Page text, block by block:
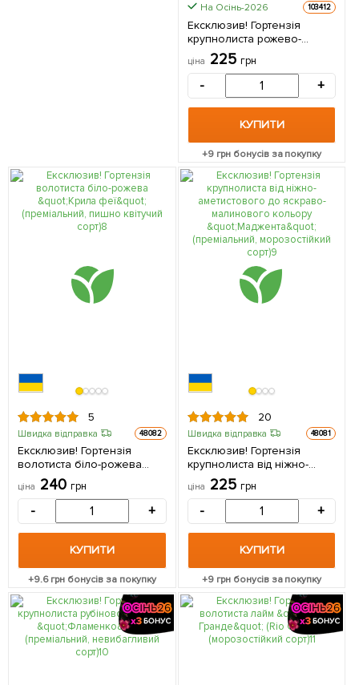
На Осінь-2026 103412
Ексклюзив! Гортензія
крупнолиста рожево-
блакитна "Красочна ніч"
(Colorful night)
(морозостійкий сорт) 1
саджанець в упаковці
ціна 225 грн
- +
КУПИТИ
+9грн бонусів за покупку
5
Швидка відправка 48082
Ексклюзив! Гортензія
волотиста біло-рожева
"Крила феї" (преміальний,
пишно квітучий сорт) 1
саджанець в упаковці
ціна 240 грн
- +
КУПИТИ
+9.6грн бонусів за покупку
20
Швидка відправка 48081
Ексклюзив! Гортензія
крупнолиста від ніжно-
аметистового до яскраво-
малинового кольору
"Маджента" (преміальний,
морозостійкий сорт) 1
саджанець в упаковці
ціна 225 грн
- +
КУПИТИ
+9грн бонусів за покупку